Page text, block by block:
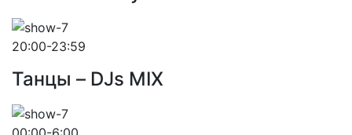
20:00-23:59
Танцы – DJs MIX